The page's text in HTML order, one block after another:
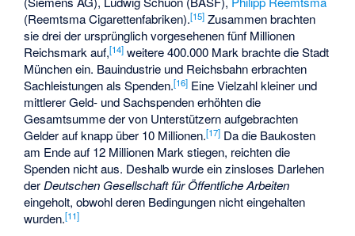
(Reemtsma Cigarettenfabriken).[15] Zusammen brachten
sie drei der ursprünglich vorgesehenen fünf Millionen
Reichsmark auf,[14] weitere 400.000 Mark brachte die Stadt
München ein. Bauindustrie und Reichsbahn erbrachten
Sachleistungen als Spenden.[16] Eine Vielzahl kleiner und
mittlerer Geld- und Sachspenden erhöhten die
Gesamtsumme der von Unterstützern aufgebrachten
Gelder auf knapp über 10 Millionen.[17] Da die Baukosten
am Ende auf 12 Millionen Mark stiegen, reichten die
Spenden nicht aus. Deshalb wurde ein zinsloses Darlehen
derDeutschen Gesellschaft für Öffentliche Arbeiten
eingeholt, obwohl deren Bedingungen nicht eingehalten
wurden.[11]